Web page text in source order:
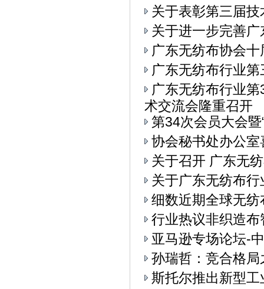
关于表彰第三届
关于进一步完善
广东无纺布协会
广东无纺布行业
广东无纺布行业
术交流会隆重召开
第34次会员大会
协会秘书处办公室
关于召开 广东无
关于广东无纺布
细数近期全球无
行业热议非织造布
亚马逊专场论坛-
孙瑞哲：竞合格
斯托尔推出新型